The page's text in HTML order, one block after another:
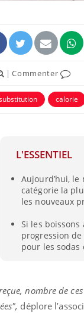
|Commenter
calorie
L'ESSENTIEL
Aujourd’hui,
catégorie la
les nouveaux
Si les
progression de
pour les sodas
nombre de
déplore